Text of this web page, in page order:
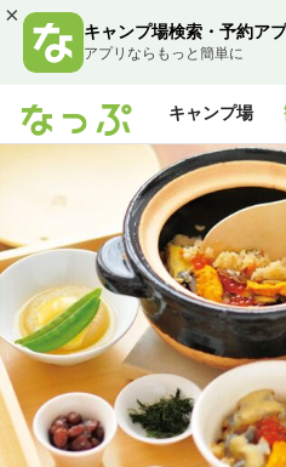
×
キャンプ場検索・予約ア
アプリならもっと簡単に
キャンプ場